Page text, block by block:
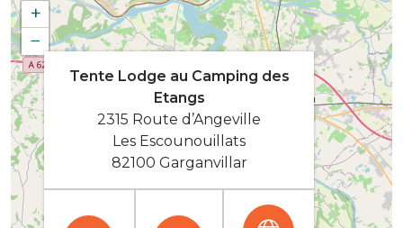
+
−
Tente Lodge au Camping des
Etangs
2315 Route d’Angeville
Les Escounouillats
82100 Garganvillar